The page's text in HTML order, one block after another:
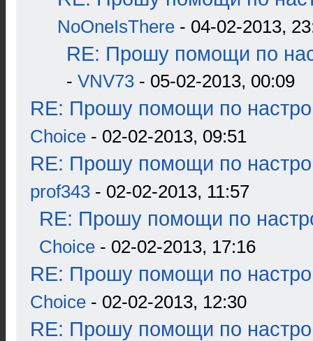
NoOneIsThere - 04-02-2013,
RE: Прошу помощи по
- VNV73 - 05-02-2013, 00:09
RE: Прошу помощи по
Choice - 02-02-2013, 09:51
RE: Прошу помощи по
prof343 - 02-02-2013, 11:57
RE: Прошу помощи по
Choice - 02-02-2013, 17:16
RE: Прошу помощи по
Choice - 02-02-2013, 12:30
RE: Прошу помощи по